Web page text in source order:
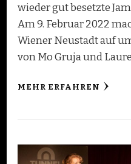
wieder gut besetzte
Am 9. Februar 2022
Wiener Neustadt auf
von Mo Gruja und
MEHR ERFAHREN